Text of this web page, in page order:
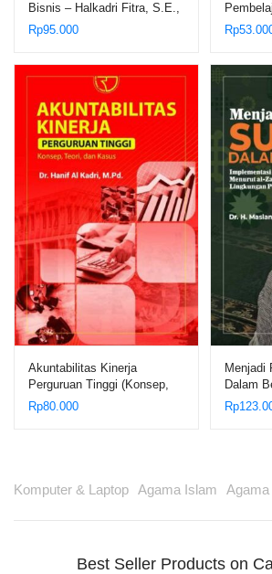
Bisnis – Halkadri Fitra, S.E.,
M.M., AK.; Dr. Idris, M.Si.
Rp95.000 Rp
Akuntabilitas Kinerja
Perguruan Tinggi (Konsep,
Teori, dan Kasus) – Dr. Hanif
Al Kadri, M.Pd.
Rp80.000
Menjadi
Dalam
Konsep
Rp
Komputer & Laptop Agama Islam
Best Seller Products on